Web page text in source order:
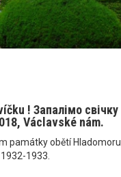
! Запалімо свічку
Václavské nám.
památky obětí Hladomoru
1933.